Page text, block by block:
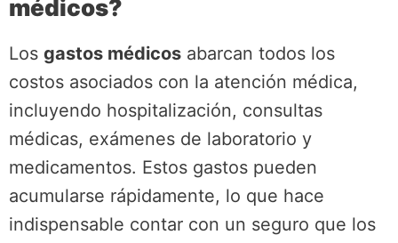
médicos?
Los gastos médicos abarcan todos los
costos asociados con la atención médica,
incluyendo hospitalización, consultas
médicas, exámenes de laboratorio y
medicamentos. Estos gastos pueden
acumularse rápidamente, lo que hace
indispensable contar con un seguro que los